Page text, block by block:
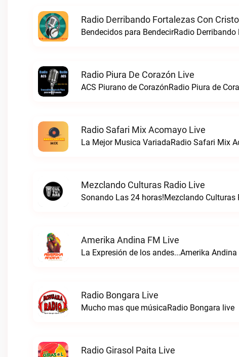
Radio Derribando Fortalezas Con
Bendecidos para BendecirRadio
Radio Piura De Corazón Live
ACS Piurano de CorazónRadio Piura de
Radio Safari Mix Acomayo Live
La Mejor Musica VariadaRadio Safari Mix
Mezclando Culturas Radio Live
Sonando Las 24 horas!Mezclando Culturas
Amerika Andina FM Live
La Expresión de los andes...Amerika
Radio Bongara Live
Mucho mas que músicaRadio Bongara live
Radio Girasol Paita Live